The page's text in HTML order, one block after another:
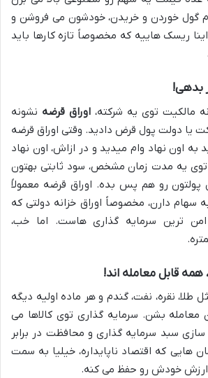
گول خوردن و خریدن، خودشون می فروشن و
ریسک هاییه که مخصوصاً تازه کارها باید
بدهی!
مالکیت توی یه شرکته، اوراق قرضه نشونه
یا دولت پول قرض دادید. وقتی اوراق قرضه
به اون نهاد وام میدید و در ازاش، اون نهاد
یه مدت زمان مشخص، سود ثابتی بهتون
پولتون رو هم پس بده. اوراق قرضه معمولاً
دارن، مخصوصاً اوراق خزانه دولتی که
ترین سرمایه گذاری هاست. اما خب،
همه قابل معامله اند!
طلا، نقره، نفت، گندم و هر ماده اولیه دیگه
بشن. سرمایه گذاری توی کالاها می
سازی سبد سرمایه گذاری و محافظت در برابر
هایی که اقتصاد ناپایداره، خیلیا به سمت
ارزش خودش رو حفظ می کنه.